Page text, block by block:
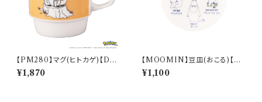
【PM280】マグ(ヒトカゲ)【Dail
y Sketch】PM282-11
¥1,870
【MOOMIN】豆皿(おこる)【M
M14000】MM14003-333
¥1,100